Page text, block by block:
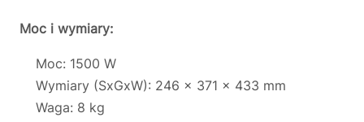
Moc i wymiary:
Moc: 1500 W
Wymiary (SxGxW): 246 x 371 x 433 mm
Waga: 8 kg